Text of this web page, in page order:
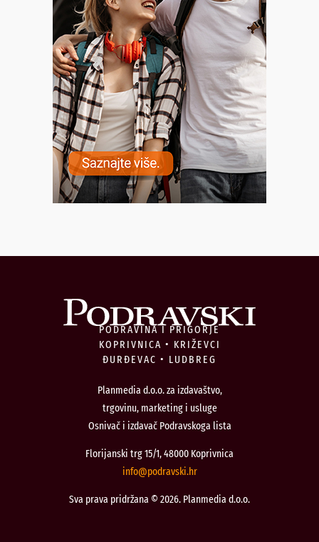
PODRAVINA I PRIGORJE
KOPRIVNICA • KRIŽEVCI
ĐURĐEVAC • LUDBREG
Planmedia d.o.o. za izdavaštvo,
trgovinu, marketing i usluge
Osnivač i izdavač Podravskoga lista
Florijanski trg 15/1, 48000 Koprivnica
rh.iksvardop
@ofni
Sva prava pridržana © 2026. Planmedia d.o.o.